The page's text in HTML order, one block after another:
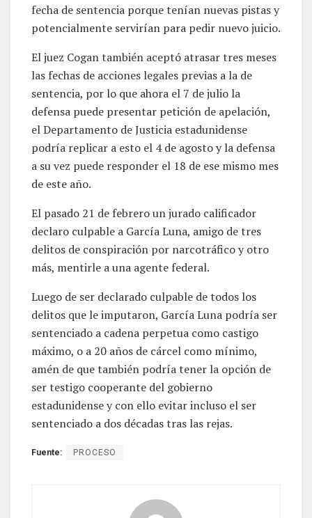
fecha de sentencia porque tenían nuevas pistas y
potencialmente servirían para pedir nuevo juicio.
El juez Cogan también aceptó atrasar tres meses
las fechas de acciones legales previas a la de
sentencia, por lo que ahora el 7 de julio la
defensa puede presentar petición de apelación,
el Departamento de Justicia estadunidense
podría replicar a esto el 4 de agosto y la defensa
a su vez puede responder el 18 de ese mismo mes
de este año.
El pasado 21 de febrero un jurado calificador
declaro culpable a García Luna, amigo de tres
delitos de conspiración por narcotráfico y otro
más, mentirle a una agente federal.
Luego de ser declarado culpable de todos los
delitos que le imputaron, García Luna podría ser
sentenciado a cadena perpetua como castigo
máximo, o a 20 años de cárcel como mínimo,
amén de que también podría tener la opción de
ser testigo cooperante del gobierno
estadunidense y con ello evitar incluso el ser
sentenciado a dos décadas tras las rejas.
Fuente: PROCESO